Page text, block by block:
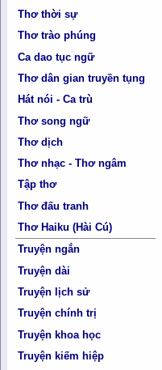
Thơ thời sự
Thơ trào phúng
Ca dao tục ngữ
Thơ dân gian truyền tụng
Hát nói - Ca trù
Thơ song ngữ
Thơ dịch
Thơ nhạc - Thơ ngâm
Tập thơ
Thơ đấu tranh
Thơ Haiku (Hài Cú)
Truyện ngắn
Truyện dài
Truyện lịch sử
Truyện chính trị
Truyện khoa học
Truyện kiếm hiệp